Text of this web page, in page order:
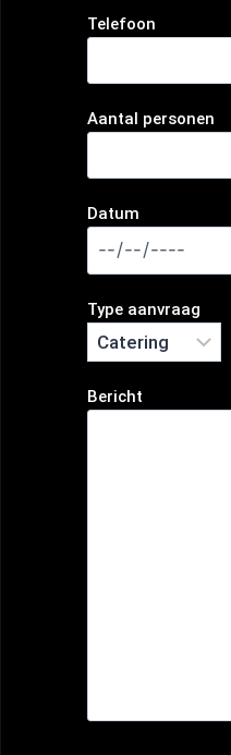
Telefoon
Aantal personen
Datum
Type aanvraag
Bericht